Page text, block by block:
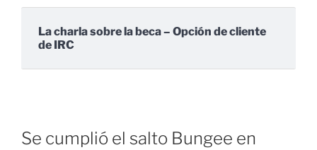
La charla sobre la beca – Opción de cliente
de IRC
Se cumplió el salto Bungee en